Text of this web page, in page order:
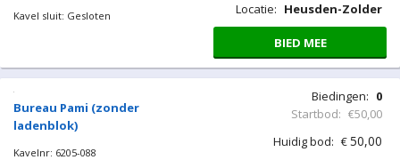
Kavel sluit: Gesloten
Locatie: Heusden-Zolder
BIED MEE
Bureau Pami (zonder
ladenblok)
Kavelnr: 6205-088
Biedingen: 0
Startbod: €50,00
Huidig bod: €50,00